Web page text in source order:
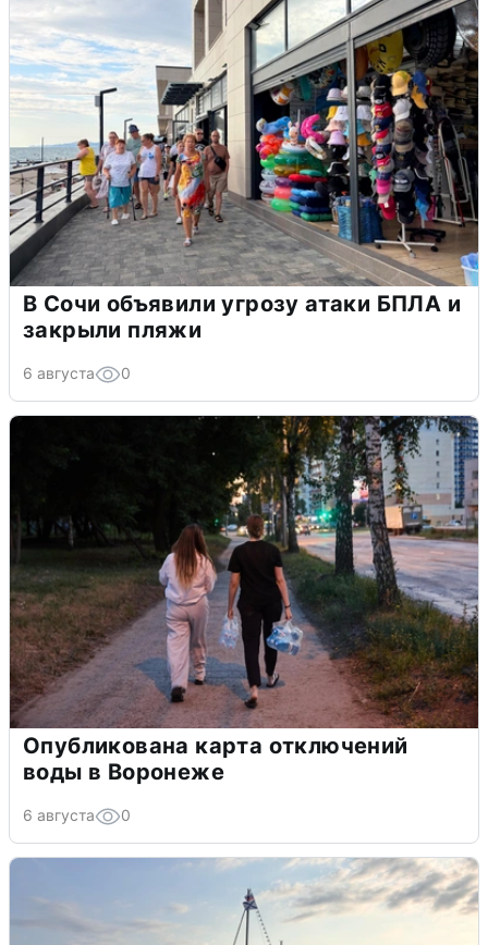
В Сочи объявили угрозу атаки БПЛА и
закрыли пляжи
6 августа 0
Опубликована карта отключений
воды в Воронеже
6 августа 0